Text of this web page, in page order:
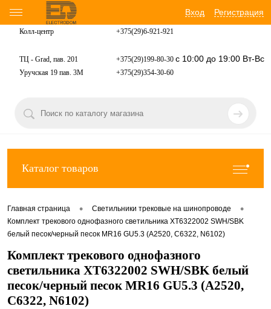
Вход Регистрация
Колл-центр +375(29)6-921-921
ТЦ - Grad, пав. 201 +375(29)199-80-30 с 10:00 до 19:00 Вт-Вс
Уручская 19 пав. 3М +375(29)354-30-60
Каталог товаров
Главная страница • Светильники трековые на шинопроводе •
Комплект трекового однофазного светильника XT6322002 SWH/SBK
белый песок/черный песок MR16 GU5.3 (A2520, C6322, N6102)
Комплект трекового однофазного
светильника XT6322002 SWH/SBK белый
песок/черный песок MR16 GU5.3 (A2520,
C6322, N6102)